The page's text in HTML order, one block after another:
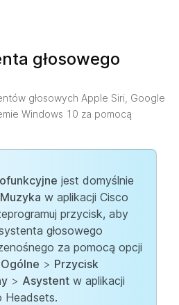
głosowego
głosowych Apple Siri, Google
Windows 10 za pomocą
jest domyślnie
Muzyka w aplikacji Cisco
przycisk, aby
głosowego
za pomocą opcji
Ogólne > Przycisk
> Asystent w aplikacji
Headsets.